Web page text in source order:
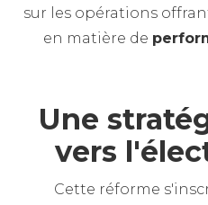
sur les opérations
en matière de
Une
vers
Cette réforme